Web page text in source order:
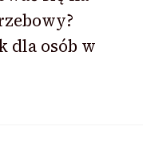
dla osób w